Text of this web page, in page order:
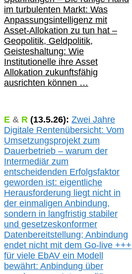
im turbulenten Markt: Was
Anpassungsintelligenz mit
Asset-Allokation zu tun hat –
Geopolitik, Geldpolitik,
Geisteshaltung: Wie
Institutionelle ihre Asset
Allokation zukunftsfähig
ausrichten können …
E & R (13.5.26): Zwei Jahre
Digitale Rentenübersicht: Vom
Umsetzungsprojekt zum
Dauerbetrieb – warum der
Intermediär zum
entscheidenden Erfolgsfaktor
geworden ist: eigentliche
Herausforderung liegt nicht in
der einmaligen Anbindung,
sondern in langfristig stabiler
und gesetzeskonformer
Datenbereitstellung; Anbindung
endet nicht mit dem Go-live +++
für viele EbAV ein Modell
bewährt: Anbindung über